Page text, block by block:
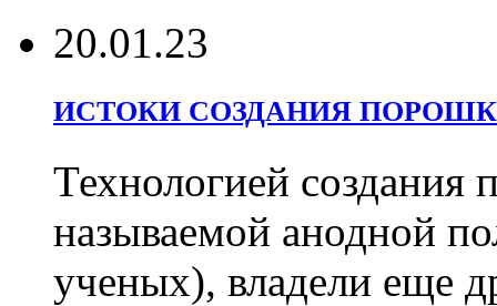
20.01.23
ИСТОКИ СОЗДАНИЯ
Технологией создания
называемой анодной
ученых), владели еще